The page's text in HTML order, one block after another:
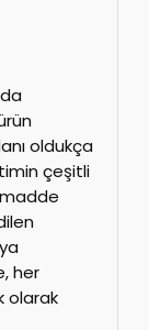
oldukça
çeşitli
her
olarak